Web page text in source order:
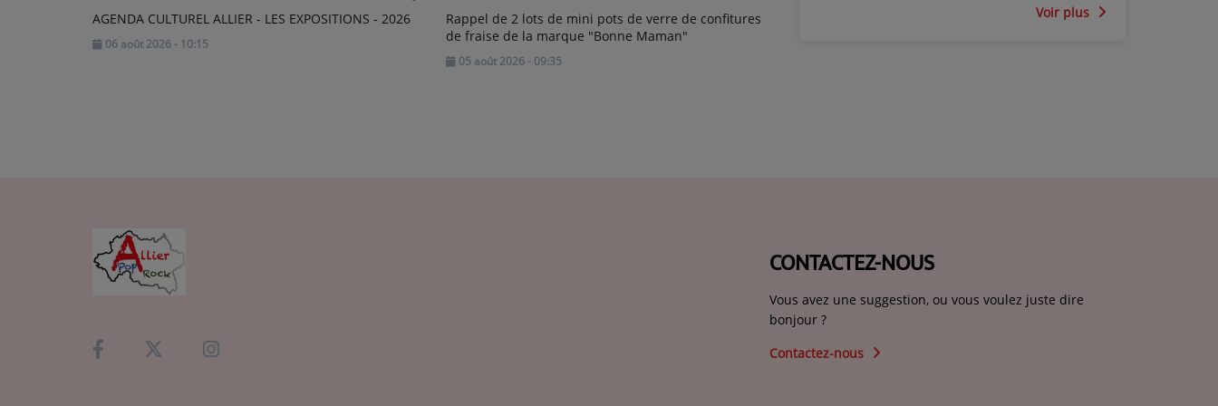
AGENDA CULTUREL ALLIER - LES EXPOSITIONS - 2026
06 août 2026 - 10:15
Rappel de 2 lots de mini pots de verre de confitures
de fraise de la marque "Bonne Maman"
05 août 2026 - 09:35
Voir plus
CONTACTEZ-NOUS
Vous avez une suggestion, ou vous voulez juste dire
bonjour ?
Contactez-nous